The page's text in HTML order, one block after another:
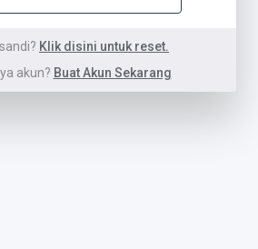
Klik disini untuk reset.
akun? Buat Akun Sekarang